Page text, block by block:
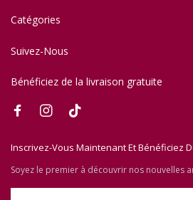
Catégories
Suivez-Nous
Bénéficiez de la livraison gratuite
Inscrivez-Vous Maintenant Et Bénéficiez
Soyez le premier à découvrir nos nouvelles